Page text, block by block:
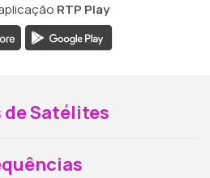
RTP Play
de Satélites